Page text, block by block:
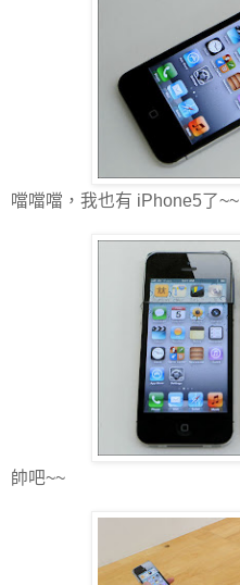
噹噹噹，我也有 iPhone5了~~
帥吧~~